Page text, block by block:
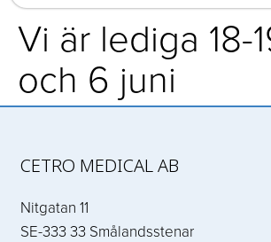
Vi är lediga 18-
och 6 juni
CETRO MEDICAL AB
Nitgatan 11
SE-333 33 Smålandsstenar